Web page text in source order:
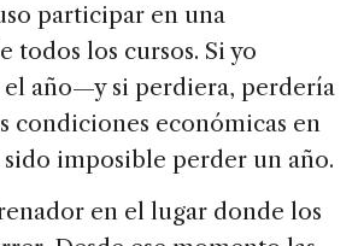
participar en una
todos los cursos. Si yo
el año—y si perdiera, perdería
condiciones económicas en
sido imposible perder un año.
en el lugar donde los